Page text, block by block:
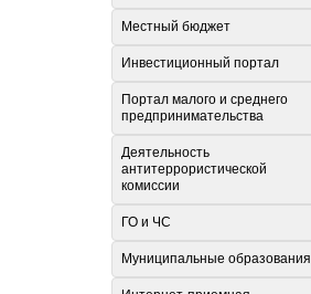
Местный бюджет
Инвестиционный портал
Портал малого и среднего
предпринимательства
Деятельность
антитеррористической
комиссии
ГО и ЧС
Муниципальные образования